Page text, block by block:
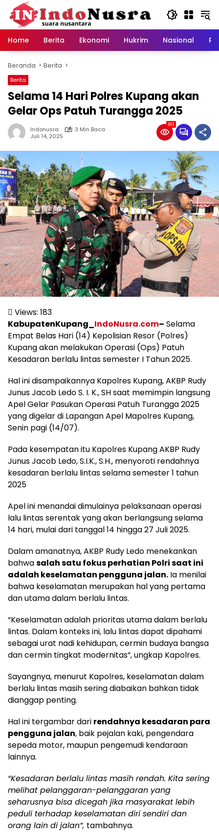
Langsung
konten
Home
Berita Ekonomi Hukrim Nasional
Beranda Berita
Berita
Selama 14 Hari Polres Kupang akan
Gelar Ops Patuh Turangga 2025
Indonusra
3 Min Baca
Juli 14, 2025
183
Views: 183
KabupatenKupang_IndoNusra.com– Selama
Empat Belas Hari (14) Kepolisian Resor (Polres)
Kupang akan melakukan Operasi (Ops) Patuh
Kesadaran berlalu lintas semester I Tahun 2025.
Hal ini disampaikannya Kapolres Kupang, AKBP Rudy
Junus Jacob Ledo S. I. K., SH saat memimpin langsung
Apel Gelar Pasukan Operasi Patuh Turangga 2025
yang digelar di Lapangan Apel Mapolres Kupang,
Senin pagi (14/07).
Pada kesempatan itu Kapolres Kupang AKBP Rudy
Junus Jacob Ledo, S.I.K., S.H., menyoroti rendahnya
kesadaran berlalu lintas selama semester 1 tahun
2025
Apel ini menandai dimulainya pelaksanaan operasi
lalu lintas serentak yang akan berlangsung selama
14 hari, mulai dari tanggal 14 hingga 27 Juli 2025.
Dalam amanatnya, AKBP Rudy Ledo menekankan
bahwasalah satu fokus perhatian Polri saat ini
adalah keselamatan pengguna jalan. Ia menilai
bahwa keselamatan merupakan hal yang pertama
dan utama dalam berlalu lintas.
“Keselamatan adalah prioritas utama dalam berlalu
lintas. Dalam konteks ini, lalu lintas dapat dipahami
sebagai urat nadi kehidupan, cermin budaya bangsa
dan cermin tingkat modernitas”, ungkap Kapolres.
Sayangnya, menurut Kapolres, keselamatan dalam
berlalu lintas masih sering diabaikan bahkan tidak
dianggap penting.
Hal ini tergambar dari rendahnya kesadaran para
pengguna jalan, baik pejalan kaki, pengendara
sepeda motor, maupun pengemudi kendaraan
lainnya.
“Kesadaran berlalu lintas masih rendah. Kita sering
melihat pelanggaran-pelanggaran yang
seharusnya bisa dicegah jika masyarakat lebih
peduli terhadap keselamatan diri sendiri dan
orang lain di jalan”, tambahnya.